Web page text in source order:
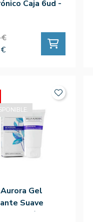
Caja 6ud -
Gel
Suave
Enzimático 75